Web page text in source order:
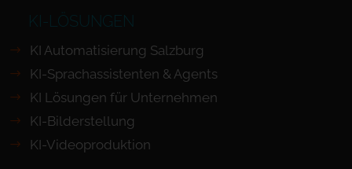
KI-LÖSUNGEN
KI Automatisierung Salzburg
KI-Sprachassistenten & Agents
KI Lösungen für Unternehmen
KI-Bilderstellung
KI-Videoproduktion